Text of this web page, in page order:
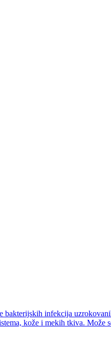
infekcija
kože i mekih tkiva. Može